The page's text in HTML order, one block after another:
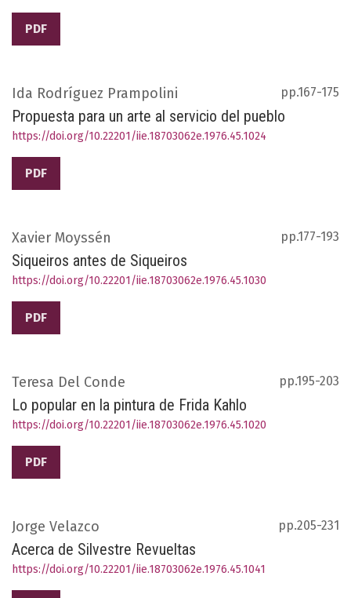
PDF
Ida Rodríguez Prampolini pp.167-175
Propuesta para un arte al servicio del pueblo
https://doi.org/10.22201/iie.18703062e.1976.45.1024
PDF
Xavier Moyssén pp.177-193
Siqueiros antes de Siqueiros
https://doi.org/10.22201/iie.18703062e.1976.45.1030
PDF
Teresa Del Conde pp.195-203
Lo popular en la pintura de Frida Kahlo
https://doi.org/10.22201/iie.18703062e.1976.45.1020
PDF
Jorge Velazco pp.205-231
Acerca de Silvestre Revueltas
https://doi.org/10.22201/iie.18703062e.1976.45.1041